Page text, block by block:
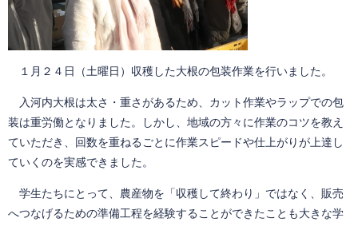
１月２４日（土曜日）収穫した大根の包装作業を行いました。
入河内大根は太さ・重さがあるため、カット作業やラップでの包
装は重労働となりました。しかし、地域の方々に作業のコツを教え
ていただき、回数を重ねるごとに作業スピードや仕上がりが上達し
ていくのを実感できました。
学生たちにとって、農産物を「収穫して終わり」ではなく、販売
へつなげるための準備工程を経験することができたことも大きな学